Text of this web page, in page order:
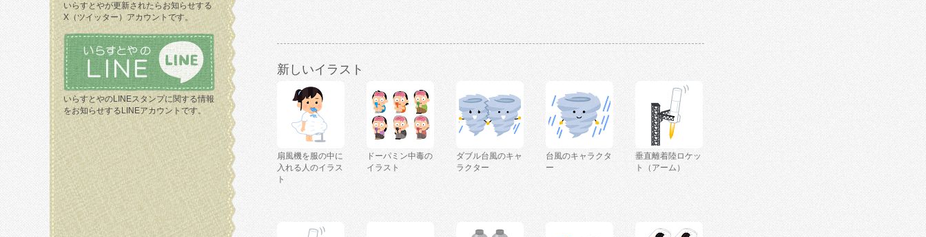
いらすとやが更新されたらお知らせする
X（ツイッター）アカウントです。
いらすとやのLINEスタンプに関する情報
をお知らせするLINEアカウントです。
新しいイラスト
扇風機を服の中に
入れる人のイラス
ト
ドーパミン中毒の
イラスト
ダブル台風のキャ
ラクター
台風のキャラクタ
ー
垂直離着陸ロケッ
ト（アーム）